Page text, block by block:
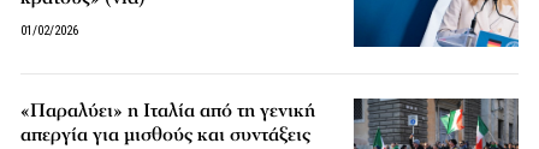
01/02/2026
«Παραλύει» η Ιταλία από τη γενική
απεργία για μισθούς και συντάξεις